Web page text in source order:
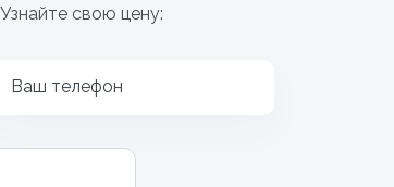
свою цену:
Ваш телефон